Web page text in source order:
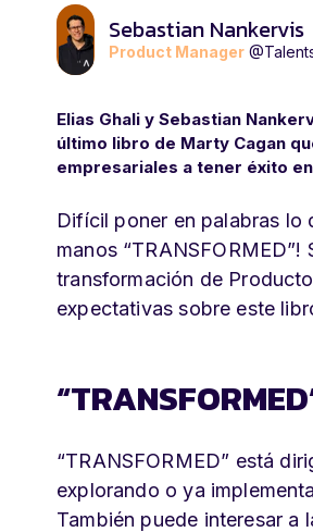
Sebastian Nankervis
Product Manager
Elias Ghali y Sebastian
último libro de Marty Cagan
empresariales a tener éxito
Difícil poner en palabras lo
manos
transformación de
expectativas sobre este
“TRANSFORMED” está
explorando o ya
También puede interesar a